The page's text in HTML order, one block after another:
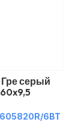
серый
6BT